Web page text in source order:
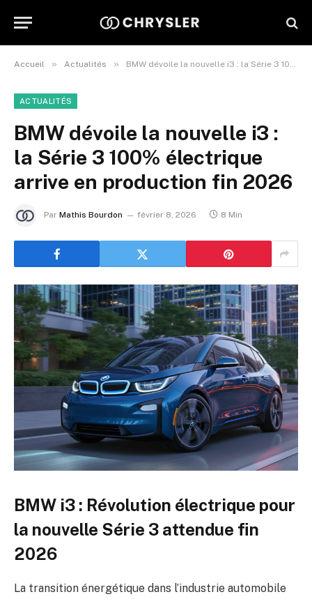
Accueil » Actualités » BMW dévoile la nouvelle i3 : la Série 3 100% électrique arrive en production fin 2026
ACTUALITÉS
BMW dévoile la nouvelle i3 :
la Série 3 100% électrique
arrive en production fin 2026
Par Mathis Bourdon février 8, 2026 8 Min
BMW i3 : Révolution électrique pour
la nouvelle Série 3 attendue fin
2026
La transition énergétique dans l’industrie automobile